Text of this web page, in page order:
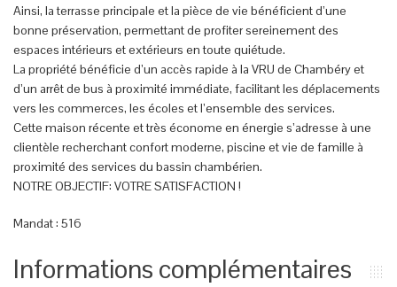
Ainsi, la terrasse principale et la pièce de vie bénéficient d’une
bonne préservation, permettant de profiter sereinement des
espaces intérieurs et extérieurs en toute quiétude.
La propriété bénéficie d’un accès rapide à la VRU de Chambéry et
d’un arrêt de bus à proximité immédiate, facilitant les déplacements
vers les commerces, les écoles et l’ensemble des services.
Cette maison récente et très économe en énergie s’adresse à une
clientèle recherchant confort moderne, piscine et vie de famille à
proximité des services du bassin chambérien.
NOTRE OBJECTIF: VOTRE SATISFACTION !
Mandat : 516
Informations complémentaires